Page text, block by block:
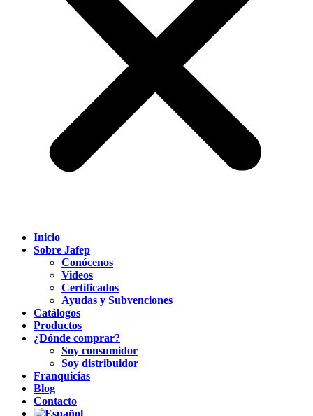
Inicio
Sobre Jafep
Conócenos
Videos
Certificados
Ayudas y Subvenciones
Catálogos
Productos
¿Dónde comprar?
Soy consumidor
Soy distribuidor
Franquicias
Blog
Contacto